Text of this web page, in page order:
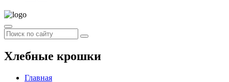
Хлебные крошки
Главная